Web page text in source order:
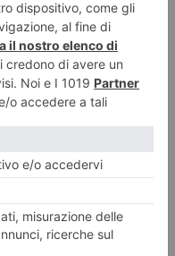
“Ali
16 novembre, nel quale
“Il crepuscolo del
la drammatica realtà che
e avviare la raccolta di